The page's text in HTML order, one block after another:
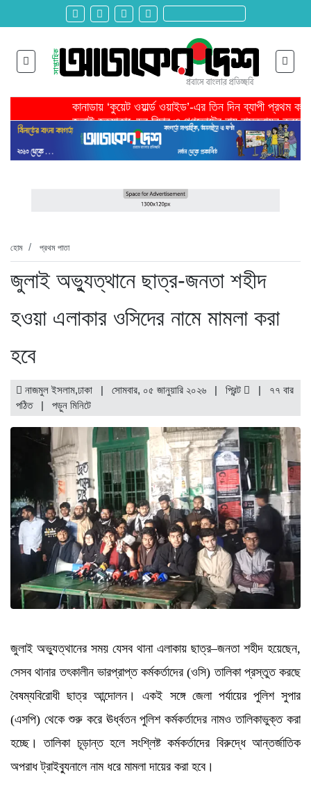
কানাডায় ‘কুয়েট ওয়ার্ল্ড ওয়াইড’-এর তিন দিন ব্যাপী প্রথম
জুলাই হত্যাকাণ্ডের বিচার ও গণভোটের রায় বাস্তবায়ন করতে
তরুণ উদ্ভাবক ও প্রযুক্তি উদ্যোক্তাদের পাশে থাকবে সরকার -
মাদরাসাকে অবহেলা করা শুরু মুজিব সরকারের আমল থেকে-
বাংলাদেশে এসে মার্কিন দূতের ভারতের হাইকমিশনারের সঙ্গে
হবিগঞ্জ ছাত্রদল সভাপতিসহ ১১ জনের বিরুদ্ধে এনসিপির
রাজনৈতিক লড়াইয়ে জিততে হলে সাংস্কৃতিক লড়াইয়ে জিততে
হোম প্রথম পাতা
জুলাই অভ্যুত্থানে ছাত্র-জনতা শহীদ
হওয়া এলাকার ওসিদের নামে মামলা করা
হবে
নাজমুল ইসলাম,ঢাকা | সোমবার, ০৫ জানুয়ারি ২০২৬ | প্রিন্ট | ৭৭ বার
পঠিত
| পড়ুন মিনিটে
জুলাই অভ্যুত্থানের সময় যেসব থানা এলাকায় ছাত্র–জনতা শহীদ হয়েছেন,
সেসব থানার তৎকালীন ভারপ্রাপ্ত কর্মকর্তাদের (ওসি) তালিকা প্রস্তুত করছে
বৈষম্যবিরোধী ছাত্র আন্দোলন। একই সঙ্গে জেলা পর্যায়ের পুলিশ সুপার
(এসপি) থেকে শুরু করে ঊর্ধ্বতন পুলিশ কর্মকর্তাদের নামও তালিকাভুক্ত করা
হচ্ছে। তালিকা চূড়ান্ত হলে সংশ্লিষ্ট কর্মকর্তাদের বিরুদ্ধে আন্তর্জাতিক
অপরাধ ট্রাইব্যুনালে নাম ধরে মামলা দায়ের করা হবে।